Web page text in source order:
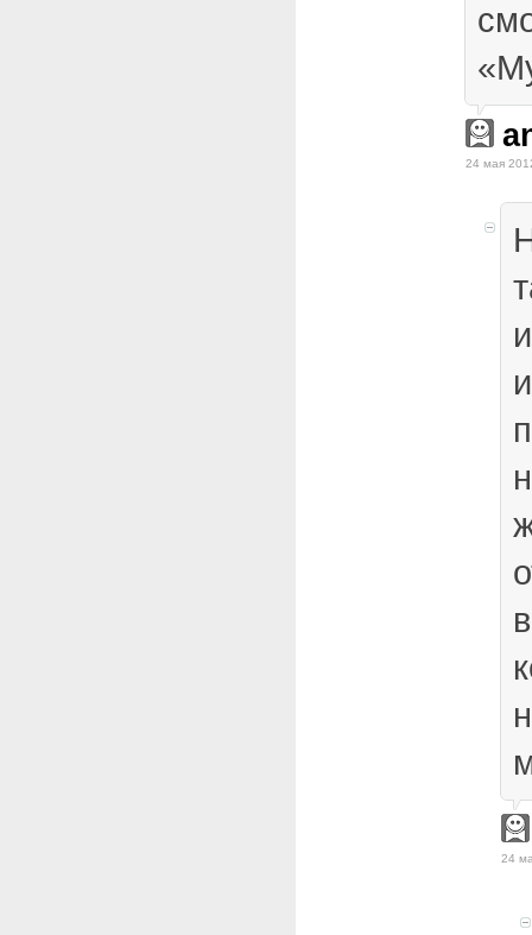
24 мая
24